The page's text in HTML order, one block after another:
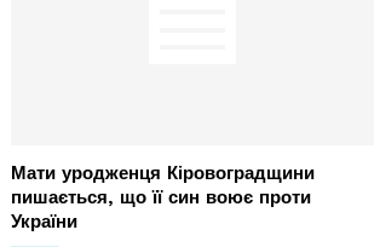
Мати уродженця Кіровоградщини
пишається, що її син воює проти
України